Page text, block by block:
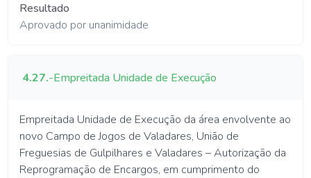
Resultado
Aprovado por unanimidade
4.27.-Empreitada Unidade de Execução
Empreitada Unidade de Execução da área envolvente ao
novo Campo de Jogos de Valadares, União de
Freguesias de Gulpilhares e Valadares – Autorização da
Reprogramação de Encargos, em cumprimento do